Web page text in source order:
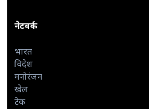
नेटवर्क
भारत
विदेश
मनोरंजन
खेल
टेक